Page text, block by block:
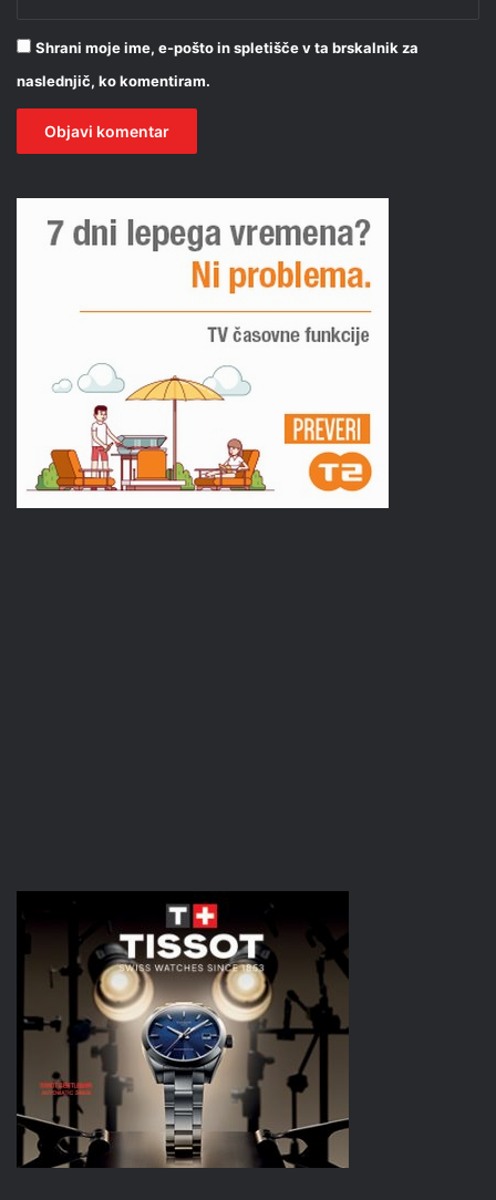
Shrani moje ime, e-pošto in spletišče v ta brskalnik za
naslednjič, ko komentiram.